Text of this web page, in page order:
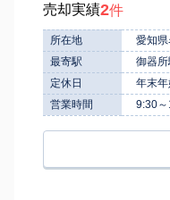
売却実績2件
所在地
愛知
最寄駅
御器所
定休日
年末
営業時間
9:30